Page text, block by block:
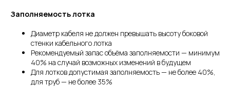
Заполняемость лотка
Диаметр кабеля не должен превышать высоту боковой
стенки кабельного лотка
Рекомендуемый запас объёма заполняемости — минимум
40% на случай возможных изменений в будущем
Для лотков допустимая заполняемость — не более 40%,
для труб — не более 35%